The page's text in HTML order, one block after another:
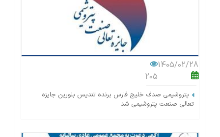
1405/02/28
205
پتروشیمی صدف خلیج فارس برنده تندیس بلورین جایزه
تعالی صنعت پتروشیمی شد